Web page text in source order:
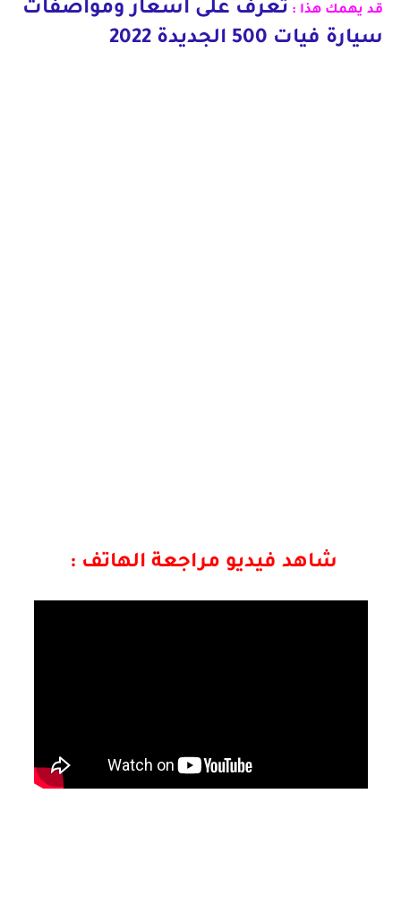
قد يهمك هذا : تعرف على اسعار ومواصفات
سيارة فيات 500 الجديدة 2022
شاهد فيديو مراجعة الهاتف :